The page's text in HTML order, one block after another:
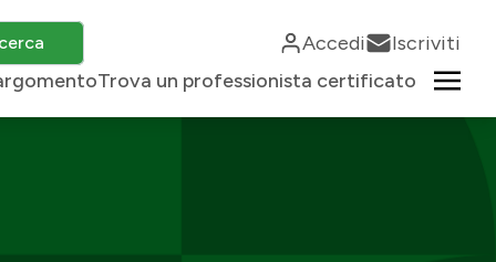
Accedi
Iscriviti
Trova un professionista certificato